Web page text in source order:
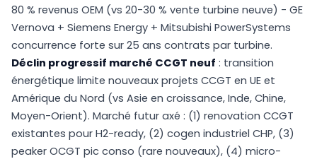
80 % revenus OEM (vs 20-30 % vente turbine neuve) - GE
Vernova + Siemens Energy + Mitsubishi PowerSystems
concurrence forte sur 25 ans contrats par turbine.
Déclin progressif marché CCGT neuf : transition
énergétique limite nouveaux projets CCGT en UE et
Amérique du Nord (vs Asie en croissance, Inde, Chine,
Moyen-Orient). Marché futur axé : (1) renovation CCGT
existantes pour H2-ready, (2) cogen industriel CHP, (3)
peaker OCGT pic conso (rare nouveaux), (4) micro-